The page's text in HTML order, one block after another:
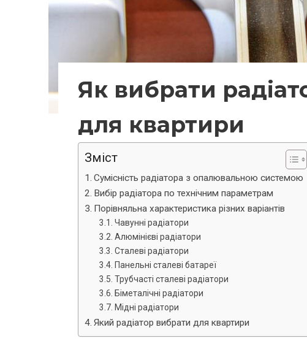
Як вибрати
для квартири
Зміст
Сумісність радіатора з опалювальною системою
Вибір радіатора по технічним параметрам
Порівняльна характеристика різних варіантів
Чавунні радіатори
Алюмінієві радіатори
Сталеві радіатори
Панельні сталеві батареї
Трубчасті сталеві радіатори
Біметалічні радіатори
Мідні радіатори
Який радіатор вибрати для квартири